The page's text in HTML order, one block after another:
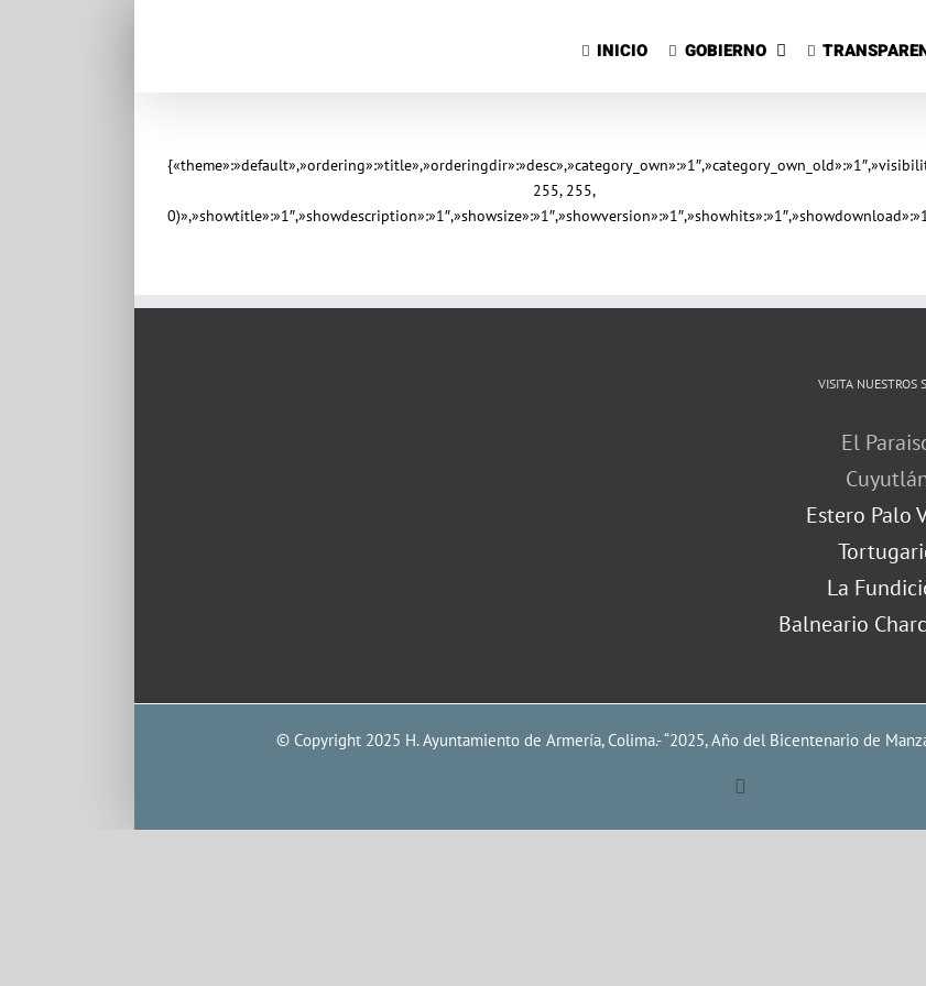
contenido
INICIO GOBIERNO
255, 255,
VISITA NUESTROS
El
Estero Palo
La
Balneario
© Copyright 2025 H. Ayuntamiento de Armería, Colima.- “2025, Año del Bicentenario de